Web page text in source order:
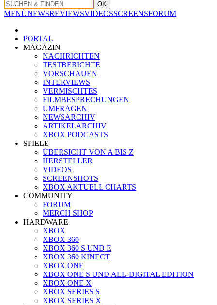
OK
MENÜNEWSREVIEWSVIDEOSSCREENSFORUM
PORTAL
MAGAZIN
NACHRICHTEN
TESTBERICHTE
VORSCHAUEN
INTERVIEWS
VERMISCHTES
FILMBESPRECHUNGEN
UMFRAGEN
NEWSARCHIV
ARTIKELARCHIV
XBOX PODCASTS
SPIELE
ÜBERSICHT VON A BIS Z
HERSTELLER
VIDEOS
SCREENSHOTS
XBOX AKTUELL CHARTS
COMMUNITY
FORUM
MERCH SHOP
HARDWARE
XBOX
XBOX 360
XBOX 360 S UND E
XBOX 360 KINECT
XBOX ONE
XBOX ONE S UND ALL-DIGITAL EDITION
XBOX ONE X
XBOX SERIES S
XBOX SERIES X